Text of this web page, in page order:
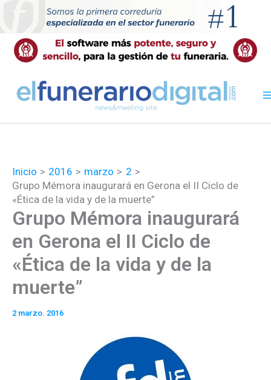
contenido
Inicio 2016 marzo
2
Grupo Mémora inaugurará en Gerona el II Ciclo de
«Ética de la vida y de la muerte”
Grupo Mémora inaugurará
en Gerona el II Ciclo de
«Ética de la vida y de la
muerte”
2 marzo. 2016